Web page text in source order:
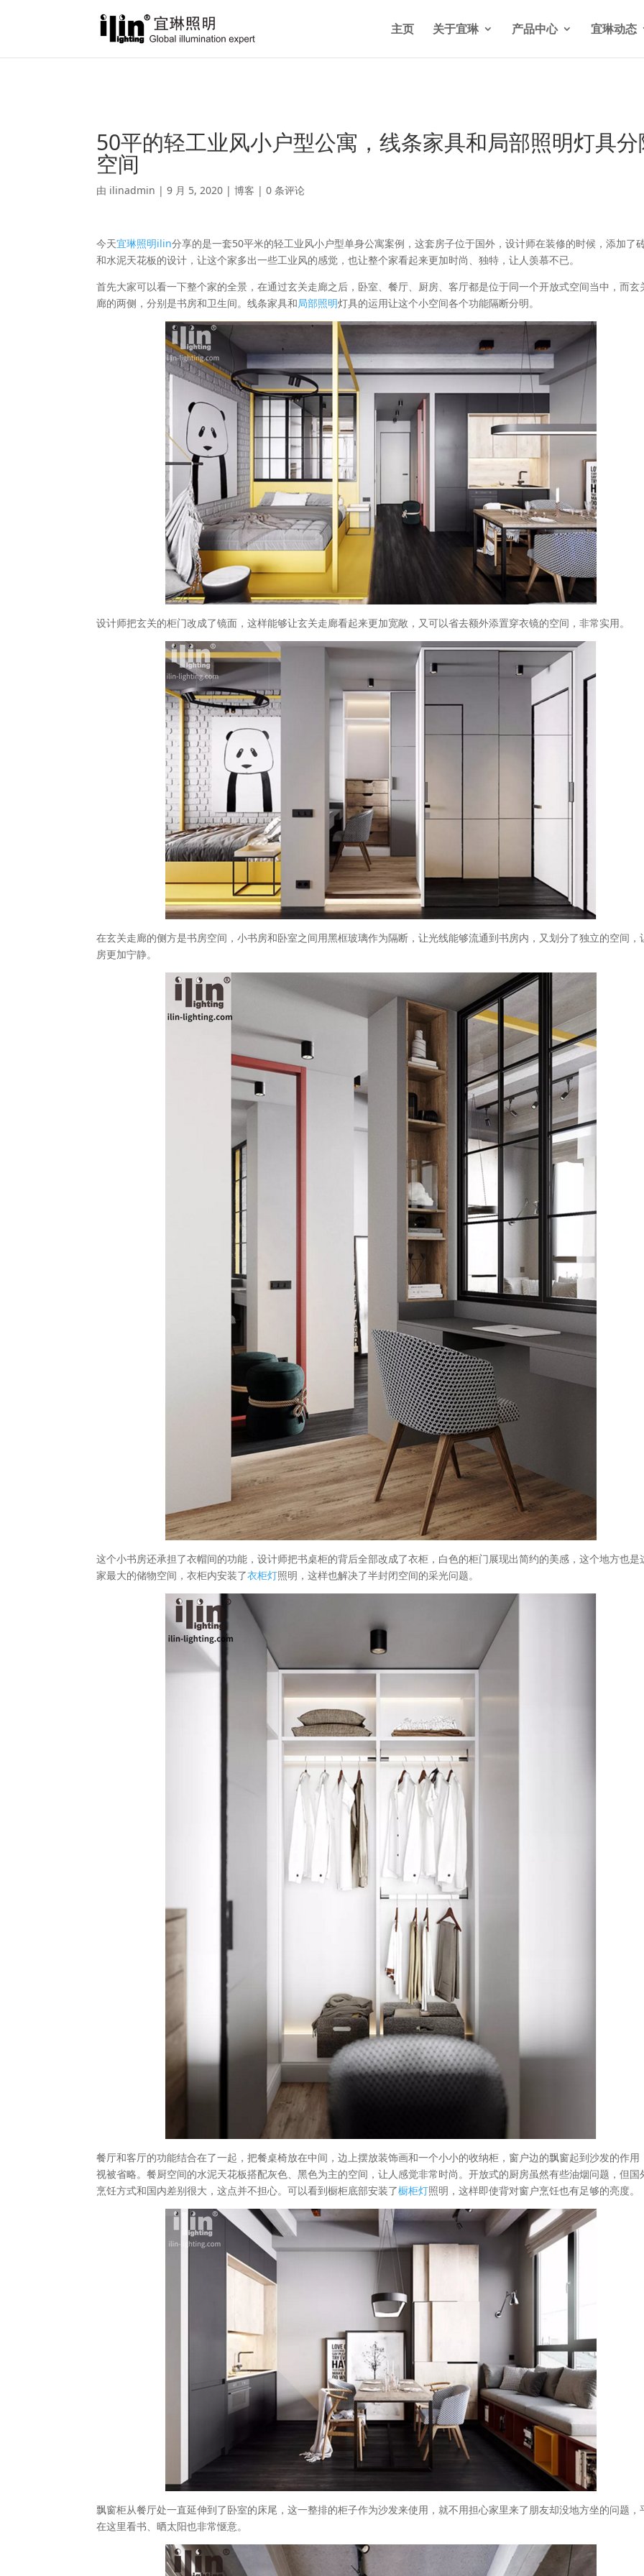
: A non-numeric value encountered in /var/www/html/ilin/wp-content/themes/Divi/functions.phpon line5841
主页 关于宜琳 产品中心 宜琳动态
50平的轻工业风小户型公寓，线条家具和局部照明灯具
空间
由 ilinadmin |9 月 5, 2020 |博客 |0 条评论
今天宜琳照明ilin分享的是一套50平米的轻工业风小户型单身公寓案例，这套房子位于国外，设计师在装修的时候，添加了
和水泥天花板的设计，让这个家多出一些工业风的感觉，也让整个家看起来更加时尚、独特，让人羡慕不已。
首先大家可以看一下整个家的全景，在通过玄关走廊之后，卧室、餐厅、厨房、客厅都是位于同一个开放式空间当中，而玄
廊的两侧，分别是书房和卫生间。线条家具和局部照明灯具的运用让这个小空间各个功能隔断分明。
设计师把玄关的柜门改成了镜面，这样能够让玄关走廊看起来更加宽敞，又可以省去额外添置穿衣镜的空间，非常实用。
在玄关走廊的侧方是书房空间，小书房和卧室之间用黑框玻璃作为隔断，让光线能够流通到书房内，又划分了独立的空间，
房更加宁静。
这个小书房还承担了衣帽间的功能，设计师把书桌柜的背后全部改成了衣柜，白色的柜门展现出简约的美感，这个地方也是
家最大的储物空间，衣柜内安装了衣柜灯照明，这样也解决了半封闭空间的采光问题。
餐厅和客厅的功能结合在了一起，把餐桌椅放在中间，边上摆放装饰画和一个小小的收纳柜，窗户边的飘窗起到沙发的作用
视被省略。餐厨空间的水泥天花板搭配灰色、黑色为主的空间，让人感觉非常时尚。开放式的厨房虽然有些油烟问题，但国
烹饪方式和国内差别很大，这点并不担心。可以看到橱柜底部安装了橱柜灯照明，这样即使背对窗户烹饪也有足够的亮度。
飘窗柜从餐厅处一直延伸到了卧室的床尾，这一整排的柜子作为沙发来使用，就不用担心家里来了朋友却没地方坐的问题，
在这里看书、晒太阳也非常惬意。